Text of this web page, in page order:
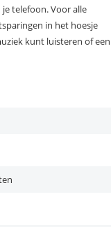
telefoon. Voor alle
in het hoesje
kunt luisteren of een